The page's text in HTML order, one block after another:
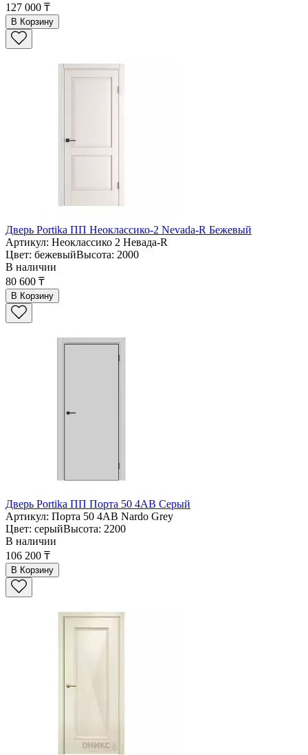
127 000 ₸
В Корзину
Дверь Portika ПП Неоклассико-2 Nevada-R Бежевый
Артикул: Неоклассико 2 Невада-R
Цвет: бежевыйВысота: 2000
В наличии
80 600 ₸
В Корзину
Дверь Portika ПП Порта 50 4AB Серый
Артикул: Порта 50 4AB Nardo Grey
Цвет: серыйВысота: 2200
В наличии
106 200 ₸
В Корзину